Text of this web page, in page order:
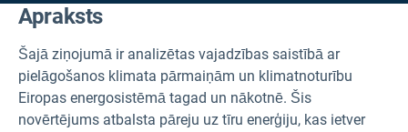
Apraksts
Šajā ziņojumā ir analizētas vajadzības saistībā ar
pielāgošanos klimata pārmaiņām un klimatnoturību
Eiropas energosistēmā tagad un nākotnē. Šis
novērtējums atbalsta pāreju uz tīru enerģiju, kas ietver